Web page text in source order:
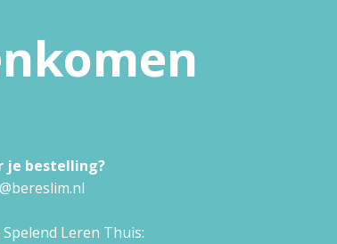
je bestelling?
Leren Thuis: